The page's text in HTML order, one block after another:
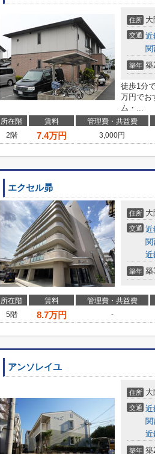
住所 大
交通 近
関
築年 築
徒歩1分
万円でお
ム・...
所在階 賃料 管理費・共益費
2階
7.4万円 3,000円
エクセル昴
住所 大
交通 近
関
近
築年 築
所在階 賃料 管理費・共益費
5階
8.7万円 -
アンソレイユ
住所 大
交通 近
関
近
築年 築